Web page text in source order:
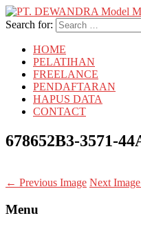
Search for:
HOME
PELATIHAN
FREELANCE
PENDAFTARAN
HAPUS DATA
CONTACT
678652B3-3571-
← Previous Image Next Image
Menu